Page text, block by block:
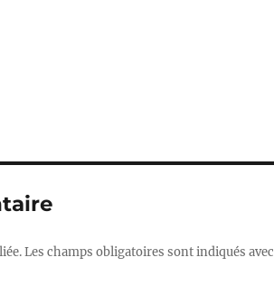
Les champs obligatoires sont indiqués avec